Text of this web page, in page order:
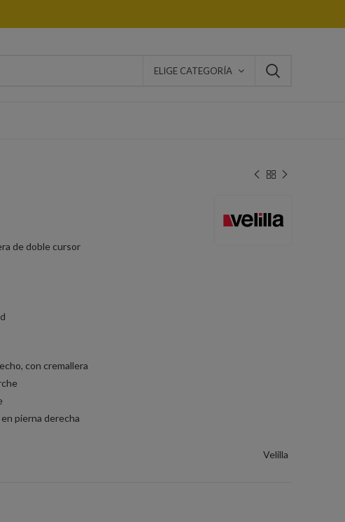
ELIGE CATEGORÍA
de doble cursor
con cremallera
pierna derecha
Velilla